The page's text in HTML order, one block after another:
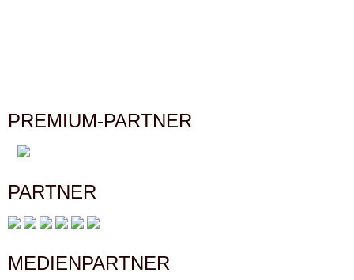
PREMIUM-PARTNER
PARTNER
MEDIENPARTNER